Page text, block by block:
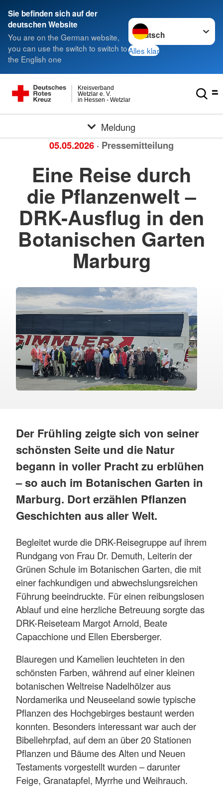
Sie befinden sich auf der
deutschen Website
You are on the German website,
you can use the switch to switch to
the English one
Sprache wechseln zu
Alles klar
in Hessen - Wetzlar
Wetzlar e. V.
Kreisverband
Meldung
05.05.2026 · Pressemitteilung
Eine Reise durch
die Pflanzenwelt –
DRK-Ausflug in den
Botanischen Garten
Marburg
Der Frühling zeigte sich von seiner
schönsten Seite und die Natur
begann in voller Pracht zu erblühen
– so auch im Botanischen Garten in
Marburg. Dort erzählen Pflanzen
Geschichten aus aller Welt.
Begleitet wurde die DRK-Reisegruppe auf ihrem
Rundgang von Frau Dr. Demuth, Leiterin der
Grünen Schule im Botanischen Garten, die mit
einer fachkundigen und abwechslungsreichen
Führung beeindruckte. Für einen reibungslosen
Ablauf und eine herzliche Betreuung sorgte das
DRK-Reiseteam Margot Arnold, Beate
Capacchione und Ellen Ebersberger.
Blauregen und Kamelien leuchteten in den
schönsten Farben, während auf einer kleinen
botanischen Weltreise Nadelhölzer aus
Nordamerika und Neuseeland sowie typische
Pflanzen des Hochgebirges bestaunt werden
konnten. Besonders interessant war auch der
Bibellehrpfad, auf dem an über 20 Stationen
Pflanzen und Bäume des Alten und Neuen
Testaments vorgestellt wurden – darunter
Feige, Granatapfel, Myrrhe und Weihrauch.